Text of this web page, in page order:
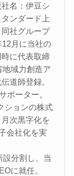
名：伊豆シ
ンダード上
社グループ
月に当社の
に代表取締
域力創造ア
道師登録。
ポーター。
ションの株式
次黒字化を
会社化を実
分割し、当
に就任。